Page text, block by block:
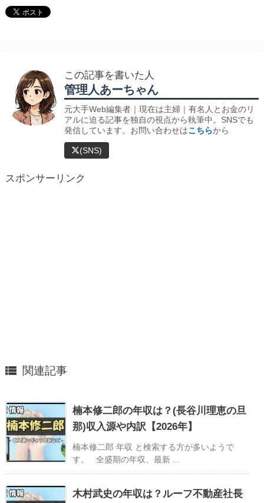
この記事を書いた人
管理人あーちゃん
元大手Web編集者｜現在は主婦｜有名人とお金のリ
アルに迫る記事を独自の視点から執筆中。SNSでも
発信しています。お問い合わせはこちらから
(SNS)
スポンサーリンク
 関連記事
楠本修二郎の年収は？(長谷川理恵の旦
那)収入源や内訳【2026年】
楠本修二郎 年収 と検索する方が多いようで
す。 全盛期の年収、最新 ...
木村武史の年収は？ルーフ不動産社長